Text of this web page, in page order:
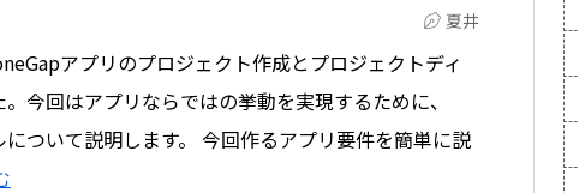
夏井
アプリのプロジェクト作成とプロジェクトディ
今回はアプリならではの挙動を実現するために、
ついて説明します。 今回作るアプリ要件を簡単に説